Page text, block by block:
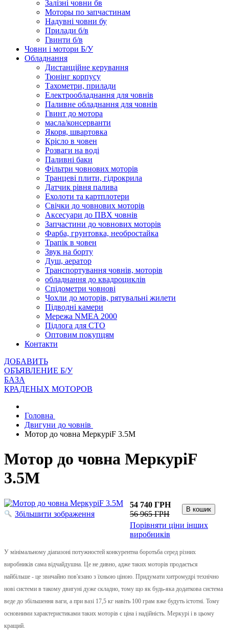
Залізні човни бв
Моторы по запчастинам
Надувні човни бу
Прилади б/в
Гвинти б/в
Човни і мотори Б/У
Обладнання
Дистанційне керування
Тюнінг корпусу
Тахометри, прилади
Електрообладнання для човнів
Паливне обладнання для човнів
Гвинт до мотора
масла/консерванти
Якоря, швартовка
Крісло в човен
Розваги на воді
Паливні баки
Фільтри човнових моторів
Транцеві плити, гідрокрила
Датчик рівня палива
Ехолоти та картплотери
Cвічки до човнових моторів
Аксесуари до ПВХ човнів
Запчастини до човнових моторів
Фарба, грунтовка, необростайка
Трапік в човен
Звук на борту
Душ, аератор
Транспортування човнів, моторів
обладнання до квадроциклів
Спідометри човнові
Чохли до моторів, рятувальні жилети
Підводні камери
Мережа NMEA 2000
Підлога для СТО
Оптовим покупцям
Контакти
ДОБАВИТЬ
ОБЪЯВЛЕНИЕ Б/У
БАЗА
КРАДЕНЫХ МОТОРОВ
Головна
Двигуни до човнів
Мотор до човна МеркуріF 3.5M
Мотор до човна МеркуріF
3.5M
Збільшити зображення
54 740 ГРН
56 965 ГРН
Порівняти ціни інших
виробників
У мінімальному діапазоні потужностей конкурентна боротьба серед різних
виробників сама відчайдушна. Це не дивно, адже таких моторів продається
найбільше - це звичайно пов'язано з їхньою ціною. Придумати хитромудрі технічно
нові системи в такому двигуні дуже складно, тому що як будь-яка додаткова система
веде до збільшення ваги, а при вазі 17,5 кг навіть 100 грам вже будуть істотні. Тому
основними характеристиками таких моторів є ціна і надійність. Меркурі і в цьому
кращий.